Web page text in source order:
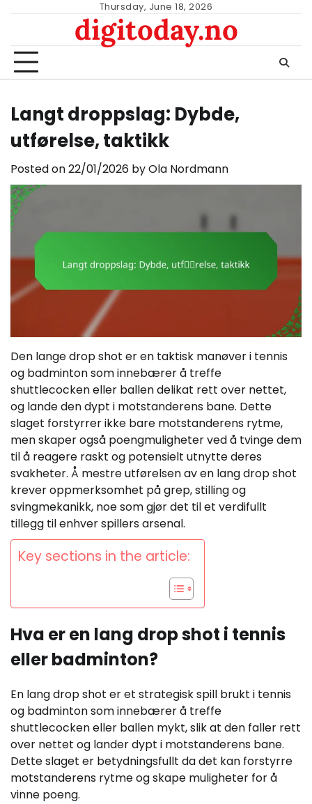
Thursday, June 18, 2026
digitoday.no
Langt droppslag: Dybde,
utførelse, taktikk
Posted on22/01/2026 byOla Nordmann
Den lange drop shot er en taktisk manøver i tennis
og badminton som innebærer å treffe
shuttlecocken eller ballen delikat rett over nettet,
og lande den dypt i motstanderens bane. Dette
slaget forstyrrer ikke bare motstanderens rytme,
men skaper også poengmuligheter ved å tvinge dem
til å reagere raskt og potensielt utnytte deres
svakheter. Å mestre utførelsen av en lang drop shot
krever oppmerksomhet på grep, stilling og
svingmekanikk, noe som gjør det til et verdifullt
tillegg til enhver spillers arsenal.
Key sections in the article:
Hva er en lang drop shot i tennis
eller badminton?
En lang drop shot er et strategisk spill brukt i tennis
og badminton som innebærer å treffe
shuttlecocken eller ballen mykt, slik at den faller rett
over nettet og lander dypt i motstanderens bane.
Dette slaget er betydningsfullt da det kan forstyrre
motstanderens rytme og skape muligheter for å
vinne poeng.